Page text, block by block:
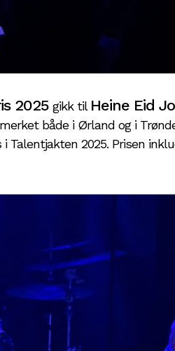
2025gikk til Heine Eid
både i Ørland og i
2025. Prisen